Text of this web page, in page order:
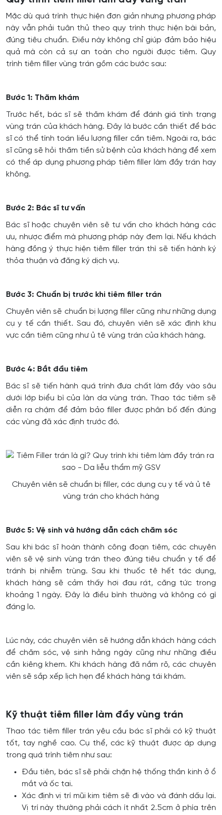
Mặc dù quá trình thực hiện đơn giản nhưng phương pháp
này vẫn phải tuân thủ theo quy trình thực hiện bài bản,
đúng tiêu chuẩn. Điều này không chỉ giúp đảm bảo hiệu
quả mà còn cả sự an toàn cho người được tiêm. Quy
trình tiêm filler vùng trán gồm các bước sau:
Bước 1: Thăm khám
Trước hết, bác sĩ sẽ thăm khám để đánh giá tình trạng
vùng trán của khách hàng. Đây là bước cần thiết để bác
sĩ có thể tính toán liều lượng filler cần tiêm. Ngoài ra, bác
sĩ cũng sẽ hỏi thăm tiền sử bệnh của khách hàng để xem
có thể áp dụng phương pháp tiêm filler làm đầy trán hay
không.
Bước 2: Bác sĩ tư vấn
Bác sĩ hoặc chuyên viên sẽ tư vấn cho khách hàng các
ưu, nhược điểm mà phương pháp này đem lại. Nếu khách
hàng đồng ý thực hiện tiêm filler trán thì sẽ tiến hành ký
thỏa thuận và đăng ký dịch vụ.
Bước 3: Chuẩn bị trước khi tiêm filler trán
Chuyên viên sẽ chuẩn bị lượng filler cũng như những dụng
cụ y tế cần thiết. Sau đó, chuyên viên sẽ xác định khu
vực cần tiêm cũng như ủ tê vùng trán của khách hàng.
Bước 4: Bắt đầu tiêm
Bác sĩ sẽ tiến hành quá trình đưa chất làm đầy vào sâu
dưới lớp biểu bì của làn da vùng trán. Thao tác tiêm sẽ
diễn ra chậm để đảm bảo filler được phân bố đến đúng
các vùng đã xác định trước đó.
Chuyên viên sẽ chuẩn bị filler, các dụng cụ y tế và ủ tê
vùng trán cho khách hàng
Bước 5: Vệ sinh và hướng dẫn cách chăm sóc
Sau khi bác sĩ hoàn thành công đoạn tiêm, các chuyên
viên sẽ vệ sinh vùng trán theo đúng tiêu chuẩn y tế để
tránh bị nhiễm trùng. Sau khi thuốc tê hết tác dụng,
khách hàng sẽ cảm thấy hơi đau rát, căng tức trong
khoảng 1 ngày. Đây là điều bình thường và không có gì
đáng lo.
Lúc này, các chuyên viên sẽ hướng dẫn khách hàng cách
để chăm sóc, vệ sinh hằng ngày cũng như những điều
cần kiêng khem. Khi khách hàng đã nắm rõ, các chuyên
viên sẽ sắp xếp lịch hẹn để khách hàng tái khám.
Kỹ thuật tiêm filler làm đầy vùng trán
Thao tác tiêm filler trán yêu cầu bác sĩ phải có kỹ thuật
tốt, tay nghề cao. Cụ thể, các kỹ thuật được áp dụng
trong quá trình tiêm như sau:
Đầu tiên, bác sĩ sẽ phải chặn hệ thống thần kinh ở ổ
mắt và ốc tai.
Xác định vị trí mũi kim tiêm sẽ đi vào và đánh dấu lại.
Vị trí này thường phải cách ít nhất 2.5cm ở phía trên